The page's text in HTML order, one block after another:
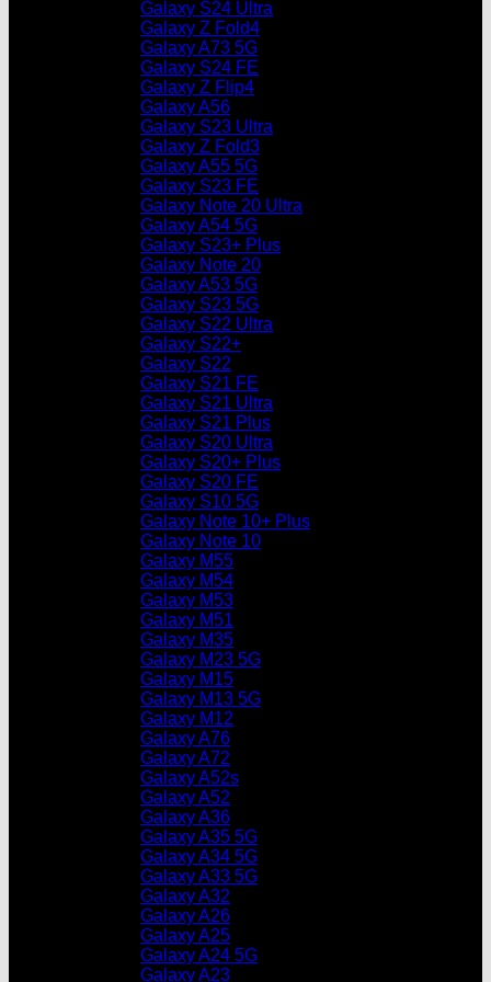
Galaxy S24 Ultra
Galaxy Z Fold4
Galaxy A73 5G
Galaxy S24 FE
Galaxy Z Flip4
Galaxy A56
Galaxy S23 Ultra
Galaxy Z Fold3
Galaxy A55 5G
Galaxy S23 FE
Galaxy Note 20 Ultra
Galaxy A54 5G
Galaxy S23+ Plus
Galaxy Note 20
Galaxy A53 5G
Galaxy S23 5G
Galaxy S22 Ultra
Galaxy S22+
Galaxy S22
Galaxy S21 FE
Galaxy S21 Ultra
Galaxy S21 Plus
Galaxy S20 Ultra
Galaxy S20+ Plus
Galaxy S20 FE
Galaxy S10 5G
Galaxy Note 10+ Plus
Galaxy Note 10
Galaxy M55
Galaxy M54
Galaxy M53
Galaxy M51
Galaxy M35
Galaxy M23 5G
Galaxy M15
Galaxy M13 5G
Galaxy M12
Galaxy A76
Galaxy A72
Galaxy A52s
Galaxy A52
Galaxy A36
Galaxy A35 5G
Galaxy A34 5G
Galaxy A33 5G
Galaxy A32
Galaxy A26
Galaxy A25
Galaxy A24 5G
Galaxy A23